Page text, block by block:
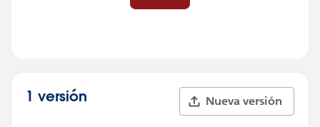
1 versión Nueva versión